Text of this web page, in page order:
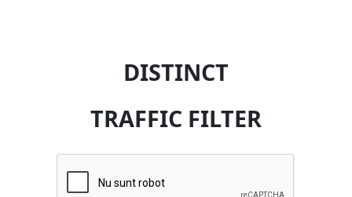
DISTINCT
TRAFFIC FILTER